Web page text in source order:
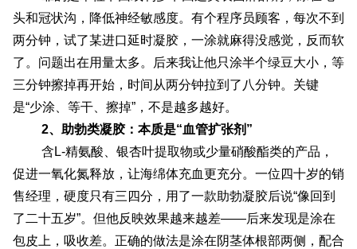
头和冠状沟，降低神经敏感度。有个程序员顾客，每次不到
两分钟，试了某进口延时凝胶，一涂就麻得没感觉，反而软
了。问题出在用量太多。后来我让他只涂半个绿豆大小，等
三分钟擦掉再开始，时间从两分钟拉到了八分钟。关键
是“少涂、等干、擦掉”，不是越多越好。
2、助勃类凝胶：本质是“血管扩张剂”
含L-精氨酸、银杏叶提取物或少量硝酸酯类的产品，
促进一氧化氮释放，让海绵体充血更充分。一位四十岁的销
售经理，硬度只有三四分，用了一款助勃凝胶后说“像回到
了二十五岁”。但他反映效果越来越差——后来发现是涂在
包皮上，吸收差。正确的做法是涂在阴茎体根部两侧，配合